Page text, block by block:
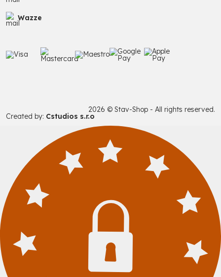
Wazze
2026 © Stav-Shop - All rights reserved.
Created by: Cstudios s.r.o